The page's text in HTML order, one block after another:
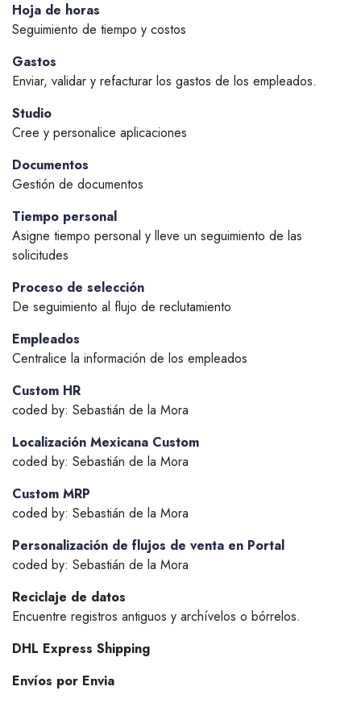
Hoja de horas
Seguimiento de tiempo y costos
Gastos
Enviar, validar y refacturar los gastos de los empleados.
Studio
Cree y personalice aplicaciones
Documentos
Gestión de documentos
Tiempo personal
Asigne tiempo personal y lleve un seguimiento de las
solicitudes
Proceso de selección
De seguimiento al flujo de reclutamiento
Empleados
Centralice la información de los empleados
Custom HR
coded by: Sebastián de la Mora
Localización Mexicana Custom
coded by: Sebastián de la Mora
Custom MRP
coded by: Sebastián de la Mora
Personalización de flujos de venta en Portal
coded by: Sebastián de la Mora
Reciclaje de datos
Encuentre registros antiguos y archívelos o bórrelos.
DHL Express Shipping
Envíos por Envia